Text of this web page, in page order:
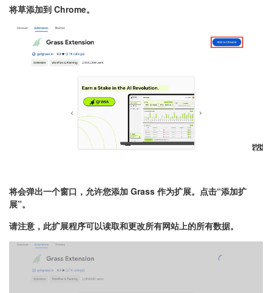
将草添加到 Chrome。
将会弹出一个窗口，允许您添加 Grass 作为扩展。点击“添加扩
展”。
请注意，此扩展程序可以读取和更改所有网站上的所有数据。